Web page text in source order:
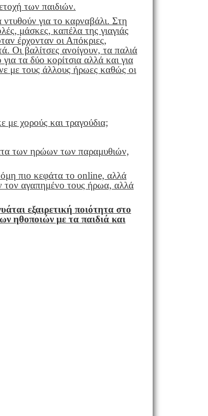
των παιδιών.
για το καρναβάλι. Στη
μάσκες, καπέλα της γιαγιάς
έρχονταν οι Απόκριες,
Οι βαλίτσες ανοίγουν, τα παλιά
τα δύο κορίτσια αλλά και για
με τους άλλους ήρωες καθώς οι
με χορούς και τραγούδια;
των ηρώων των παραμυθιών,
πιο κεφάτα το online, αλλά
τον αγαπημένο τους ήρωα, αλλά
εξαιρετική ποιότητα στο
ηθοποιών με τα παιδιά και